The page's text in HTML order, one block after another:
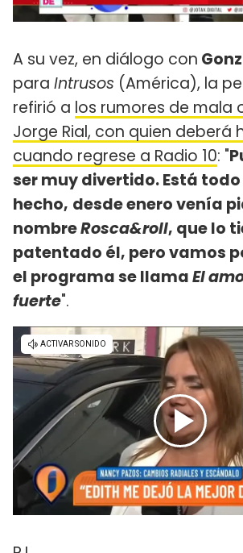
A su vez, en diálogo con
para Intrusos (América), la
refirió a los rumores de mala
Jorge Rial, con quien deberá
cuando regrese a Radio 10: "
ser muy divertido. Está
hecho, desde enero venía
nombreRosca&roll, que lo
patentado él, pero vamos
el programa se llamaEl
fuerte".